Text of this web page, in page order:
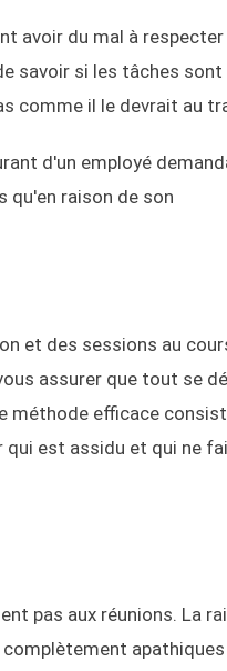
avoir du mal à respecter
savoir si les tâches sont
comme il le devrait au
d'un employé
qu'en raison de son
et des sessions au
assurer que tout se
méthode efficace
est assidu et qui ne
pas aux réunions. La